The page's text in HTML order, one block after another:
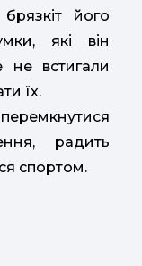
його
які він
не встигали
їх.
радить
спортом.